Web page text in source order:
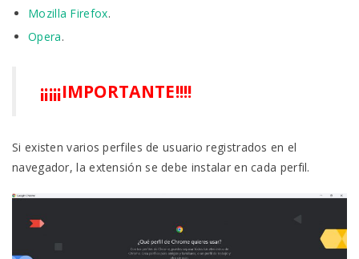
Mozilla Firefox.
Opera.
¡¡¡¡¡IMPORTANTE!!!!
Si existen varios perfiles de usuario registrados en el
navegador, la extensión se debe instalar en cada perfil.